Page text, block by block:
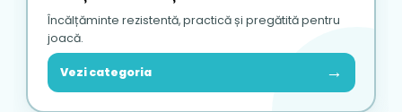
Încălțăminte rezistentă, practică și pregătită pentru
joacă.
Vezi categoria →